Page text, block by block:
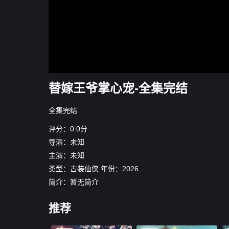
替嫁王爷掌心宠-全集完结
全集完结
评分：0.0分
导演：未知
主演：未知
类型： 古装仙侠 年份： 2026
简介：暂无简介
推荐